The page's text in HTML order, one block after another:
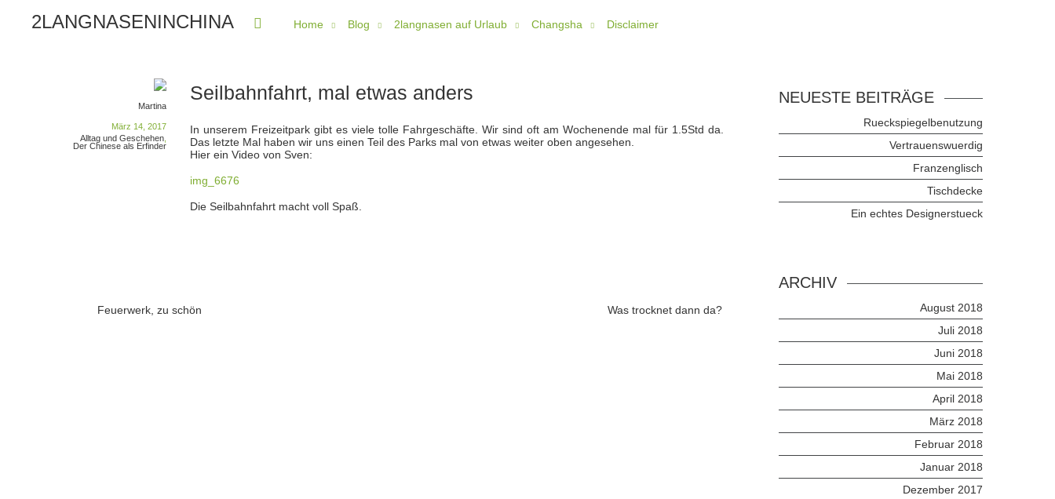
2LANGNASENINCHINA Home Blog 2langnasen auf Urlaub Changsha Disclaimer
Seilbahnfahrt, mal etwas anders
Martina
März 14, 2017
Alltag und Geschehen,
Der Chinese als Erfinder
In unserem Freizeitpark gibt es viele tolle Fahrgeschäfte. Wir sind oft am Wochenende mal für 1.5Std da.
Das letzte Mal haben wir uns einen Teil des Parks mal von etwas weiter oben angesehen.
Hier ein Video von Sven:
img_6676
Die Seilbahnfahrt macht voll Spaß.
Feuerwerk, zu schön Was trocknet dann da?
NEUESTE BEITRÄGE
Rueckspiegelbenutzung
Vertrauenswuerdig
Franzenglisch
Tischdecke
Ein echtes Designerstueck
ARCHIV
August 2018
Juli 2018
Juni 2018
Mai 2018
April 2018
März 2018
Februar 2018
Januar 2018
Dezember 2017